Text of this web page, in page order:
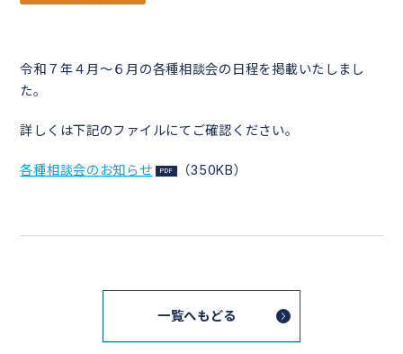
令和７年４月～６月の各種相談会の日程を掲載いたしまし
た。
詳しくは下記のファイルにてご確認ください。
各種相談会のお知らせ （350KB）
一覧へもどる